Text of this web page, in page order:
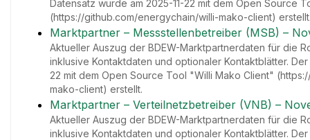
Datensatz wurde am 2025-11-22 mit dem Open Source
(https://github.com/energychain/willi-mako-client)
Marktpartner – Messstellenbetreiber (MSB) –
Aktueller Auszug der BDEW-Marktpartnerdaten für die
inklusive Kontaktdaten und optionaler Kontaktblätter.
22 mit dem Open Source Tool "Willi Mako Client"
mako-client) erstellt.
Marktpartner – Verteilnetzbetreiber (VNB) –
Aktueller Auszug der BDEW-Marktpartnerdaten für die
inklusive Kontaktdaten und optionaler Kontaktblätter.